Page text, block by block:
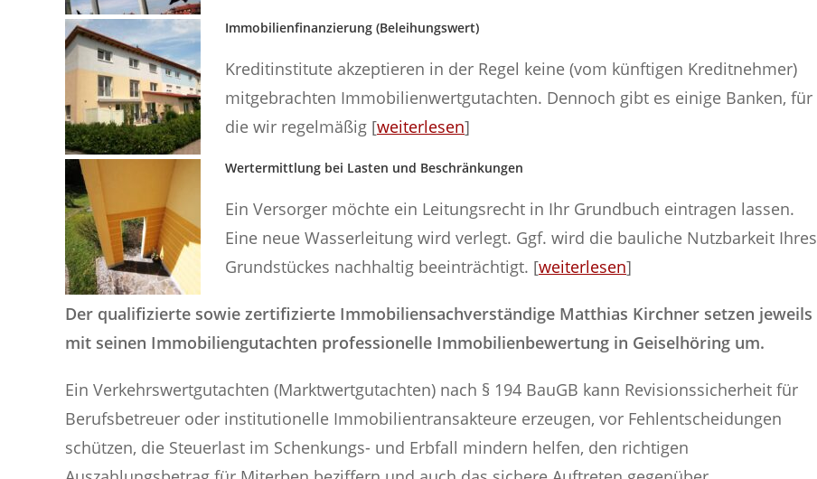
Immobilienfinanzierung (Beleihungswert)
Kreditinstitute akzeptieren in der Regel keine (vom künftigen Kreditnehmer)
mitgebrachten Immobilienwertgutachten. Dennoch gibt es einige Banken, für
die wir regelmäßig [weiterlesen]
Wertermittlung bei Lasten und Beschränkungen
Ein Versorger möchte ein Leitungsrecht in Ihr Grundbuch eintragen lassen.
Eine neue Wasserleitung wird verlegt. Ggf. wird die bauliche Nutzbarkeit Ihres
Grundstückes nachhaltig beeinträchtigt. [weiterlesen]
Der qualifizierte sowie zertifizierte Immobiliensachverständige Matthias Kirchner setzen jeweils
mit seinen Immobiliengutachten professionelle Immobilienbewertung in Geiselhöring um.
Ein Verkehrswertgutachten (Marktwertgutachten) nach § 194 BauGB kann Revisionssicherheit für
Berufsbetreuer oder institutionelle Immobilientransakteure erzeugen, vor Fehlentscheidungen
schützen, die Steuerlast im Schenkungs- und Erbfall mindern helfen, den richtigen